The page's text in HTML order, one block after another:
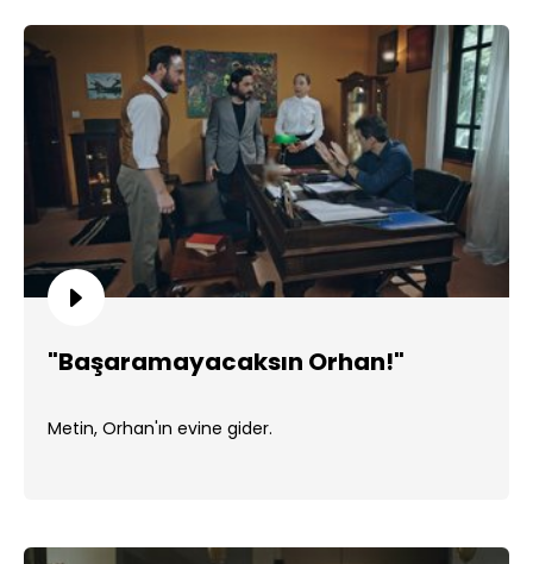
"Başaramayacaksın Orhan!"
Metin, Orhan'ın evine gider.